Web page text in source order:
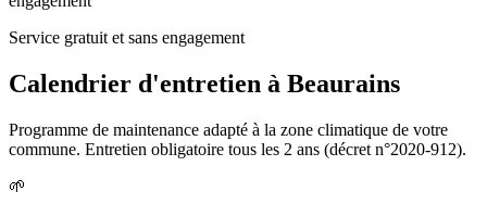
Service gratuit et sans engagement
Calendrier d'entretien à Beaurains
Programme de maintenance adapté à la zone climatique de votre
commune. Entretien obligatoire tous les 2 ans (décret n°2020-912).
🌱